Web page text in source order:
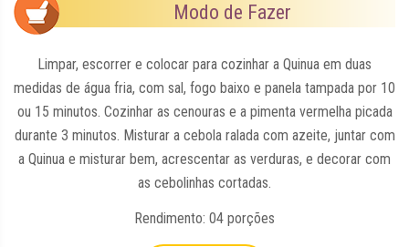
Modo de Fazer
Limpar, escorrer e colocar para cozinhar a Quinua em duas
medidas de água fria, com sal, fogo baixo e panela tampada por 10
ou 15 minutos. Cozinhar as cenouras e a pimenta vermelha picada
durante 3 minutos. Misturar a cebola ralada com azeite, juntar com
a Quinua e misturar bem, acrescentar as verduras, e decorar com
as cebolinhas cortadas.
Rendimento: 04 porções